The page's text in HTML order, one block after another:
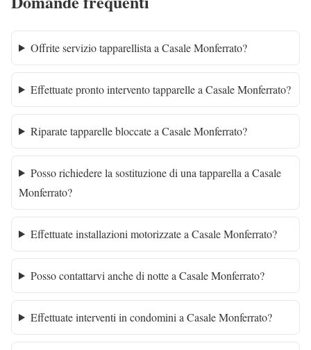
Offrite servizio tapparellista a Casale Monferrato?
Effettuate pronto intervento tapparelle a Casale Monferrato?
Riparate tapparelle bloccate a Casale Monferrato?
Posso richiedere la sostituzione di una tapparella a Casale
Monferrato?
Effettuate installazioni motorizzate a Casale Monferrato?
Posso contattarvi anche di notte a Casale Monferrato?
Effettuate interventi in condomini a Casale Monferrato?